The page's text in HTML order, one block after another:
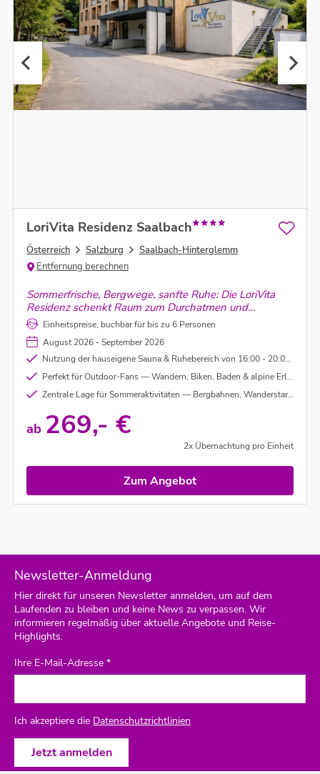
LoriVita Residenz Saalbach
Österreich Salzburg
Saalbach-Hinterglemm
Entfernung berechnen
Sommerfrische, Bergwege, sanfte Ruhe: Die LoriVita
Residenz schenkt Raum zum Durchatmen und
Genießen – perfekt für leichte, inspirierende Tage in
Saalbach.
Einheitspreise, buchbar für bis zu 6 Personen
August 2026 - September 2026
Nutzung der hauseigene Sauna & Ruhebereich von 16:00 - 20:00 Uhr
Perfekt für Outdoor‑Fans — Wandern, Biken, Baden & alpine Erlebnisse in unmittelbarer Umgebung
Zentrale Lage für Sommeraktivitäten — Bergbahnen, Wanderstartpunkte und Ortszentrum in wenigen Minuten erreichbar
ab 269,- €
2x Übernachtung pro Einheit
Zum Angebot
Newsletter-Anmeldung
Hier direkt für unseren Newsletter anmelden, um auf dem
Laufenden zu bleiben und keine News zu verpassen. Wir
informieren regelmäßig über aktuelle Angebote und Reise-
Highlights.
Ihre E-Mail-Adresse *
Ich akzeptiere die Datenschutzrichtlinien